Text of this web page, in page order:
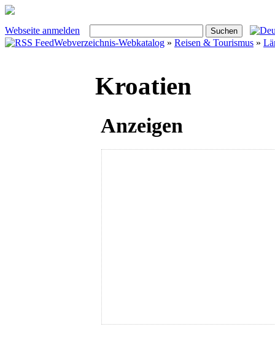
Webseite anmelden
Webverzeichnis-Webkatalog » Reisen & Tourismus »
Kroatien
Anzeigen